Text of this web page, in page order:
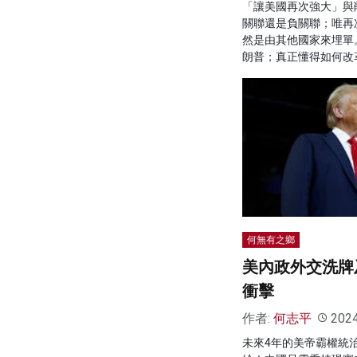
「讓美國再次強大」
關聯還是負關聯；唯
然是由其他國家來埋
朗普；真正懂得如何
何無有之鄉
美內政外交洗
衝擊
作者: 何志平
未來4年的美帝霸權統